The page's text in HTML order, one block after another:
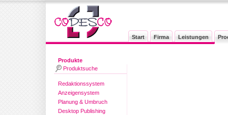
Start Firma Leistungen
Produkte
Produktsuche
Redaktionssystem
Anzeigensystem
Planung & Umbruch
Desktop Publishing